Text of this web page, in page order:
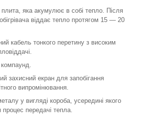
плита, яка акумулює в собі тепло. Після
віддає тепло протягом 15 — 20
кабель тонкого перетину з високим
компаунд.
захисний екран для запобігання
випромінювання.
у вигляді короба, усередині якого
процес передачі тепла.